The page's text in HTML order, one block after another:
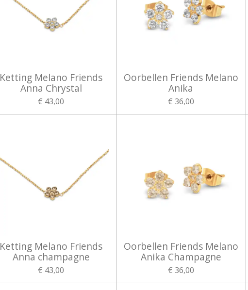
Ketting Melano Friends
Anna Chrystal
€ 43,00
Oorbellen Friends Melano
Anika
€ 36,00
Ketting Melano Friends
Anna champagne
€ 43,00
Oorbellen Friends Melano
Anika Champagne
€ 36,00